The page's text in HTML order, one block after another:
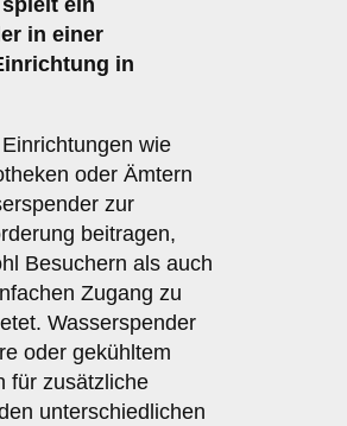
ein
in einer
in
wie
oder Ämtern
zur
beitragen,
Besuchern als auch
Zugang zu
Wasserspender
oder gekühltem
für zusätzliche
unterschiedlichen